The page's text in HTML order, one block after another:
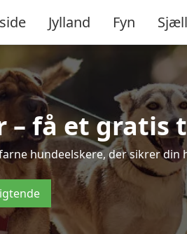
Jylland Fyn
– få et gratis
hundeelskere, der sikrer